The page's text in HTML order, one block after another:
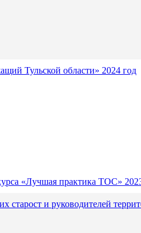
Тульской области» 2024 год
«Лучшая практика ТОС»
старост и руководителей